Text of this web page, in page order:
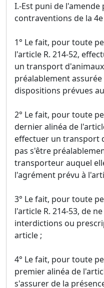
I.-Est puni de l'amende
contraventions de la 4e
1° Le fait, pour toute
l'article R. 214-52,
un transport
préalablement
dispositions prévues
2° Le fait, pour toute
dernier alinéa de
effectuer un transport
pas s'être
transporteur auquel
l'agrément prévu à
3° Le fait, pour toute
l'article R. 214-53, de
interdictions ou
article ;
4° Le fait, pour toute
premier alinéa de
s'assurer de la